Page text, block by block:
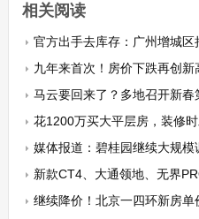
相关阅读
官方出手去库存：广州增城
九年来首次！房价下跌再创新
马云要回来了？多地召开新
花1200万买大平层房，装修时发现
媒体报道：碧桂园继续大规模
新款CT4、大通领地、无界
继续降价！北京一四环新房单